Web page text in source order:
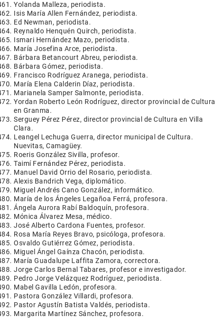
Yolanda Malleza, periodista.
Isis María Allen Fernández, periodista.
Ed Newman, periodista.
Reynaldo Henquén Quirch, periodista.
Ismari Hernández Mazo, periodista.
María Josefina Arce, periodista.
Bárbara Betancourt Abreu, periodista.
Bárbara Gómez, periodista.
Francisco Rodríguez Aranega, periodista.
María Elena Calderin Díaz, periodista.
Marianela Samper Salmonte, periodista.
Yordan Roberto León Rodríguez, director provincial de Cultura
en Granma.
Serguey Pérez Pérez, director provincial de Cultura en Villa
Clara.
Leangel Lechuga Guerra, director municipal de Cultura.
Nuevitas, Camagüey.
Roeris González Sivilla, profesor.
Taimí Fernández Pérez, periodista.
Manuel David Orrio del Rosario, periodista.
Alexis Bandrich Vega, diplomático.
Miguel Andrés Cano González, informático.
María de los Ángeles Legañoa Ferrá, profesora.
Ángela Aurora Rabí Baldoquín, profesora.
Mónica Álvarez Mesa, médico.
José Alberto Cardona Fuentes, profesor.
Rosa María Reyes Bravo, psicóloga, profesora.
Osvaldo Gutiérrez Gómez, periodista.
Miguel Ángel Gaínza Chacón, periodista.
María Guadalupe Laffita Zamora, correctora.
Jorge Carlos Bernal Tabares, profesor e investigador.
Pedro Jorge Velázquez Rodríguez, periodista.
Mabel Gavilla Ledón, profesora.
Pastora González Villardi, profesora.
Pastor Agustín Batista Valdés, periodista.
Margarita Martínez Sánchez, profesora.